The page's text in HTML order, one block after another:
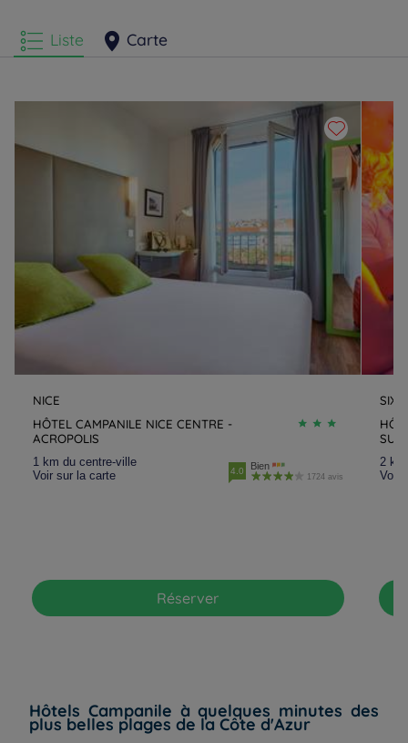
Liste Carte
NICE
HÔTEL CAMPANILE NICE CENTRE -
ACROPOLIS
1 km du centre-ville
Voir sur la carte
4.0 Bien
1724 avis
Réserver
SIX
SUR
2
Voir
Hôtels Campanile à quelques minutes des
plus belles plages de la Côte d'Azur